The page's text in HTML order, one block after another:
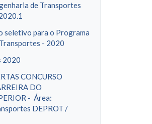
de Transportes
seletivo para o Programa
- 2020
2020
CONCURSO
DO
- Área:
DEPROT /